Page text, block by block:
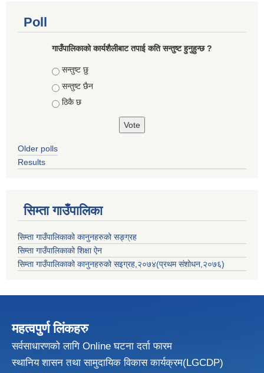
Poll
गाउँपालिकाको कार्यशैलीबाट तपाई कति सन्तुष्ट हुनुहुन्छ ?
Choices
सन्तुष्ट छु
सन्तुष्ट छैन
ठिकै छ
Older polls
Results
सिम्ता गाउँपालिका
सिम्ता गाउँपालिकाको कानुनहरुको सङ्ग्रह
सिम्ता गाउँपालिकाको शिक्षा ऐन
सिम्ता गाउँपालिकाको कानुनहरुको सइग्रह,२०७४(प्रथम संशोधन,२०७६)
महत्वपुर्ण लिंकहरु
सर्वसाधारणको लागि Online घटना दर्ता फारम
स्थानिय शासन तथा सामुदायिक विकासकार्यक्रम(LGCDP)